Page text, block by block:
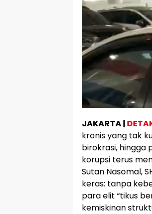
JAKARTA |
kronis yang tak
birokrasi, hingga
korupsi terus
Sutan Nasomal,
keras: tanpa
para elit “tikus
kemiskinan